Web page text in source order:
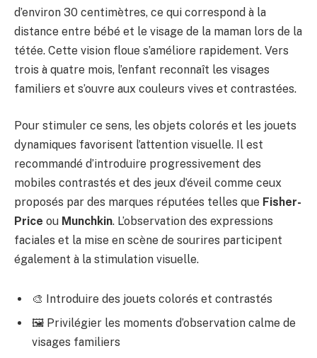
d’environ 30 centimètres, ce qui correspond à la
distance entre bébé et le visage de la maman lors de la
tétée. Cette vision floue s’améliore rapidement. Vers
trois à quatre mois, l’enfant reconnaît les visages
familiers et s’ouvre aux couleurs vives et contrastées.
Pour stimuler ce sens, les objets colorés et les jouets
dynamiques favorisent l’attention visuelle. Il est
recommandé d’introduire progressivement des
mobiles contrastés et des jeux d’éveil comme ceux
proposés par des marques réputées telles que Fisher-
Price ou Munchkin. L’observation des expressions
faciales et la mise en scène de sourires participent
également à la stimulation visuelle.
🎨 Introduire des jouets colorés et contrastés
🖼️ Privilégier les moments d’observation calme de
visages familiers